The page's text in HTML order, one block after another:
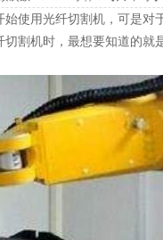
始使用光纤切割机，可是
割机时，最想要知道的就